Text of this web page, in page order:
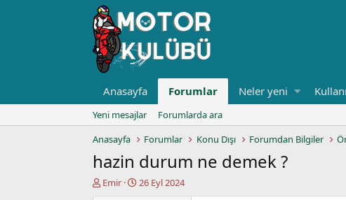
Anasayfa Forumlar Neler yeni
Yeni mesajlar
Forumlarda ara
Anasayfa
Forumlar Konu Dışı Forumdan Bilgiler
hazin durum ne demek ?
K
Emir
B
26 Eyl 2024